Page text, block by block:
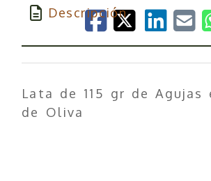
Descripción
Lata de 115 gr de Agujas
de Oliva